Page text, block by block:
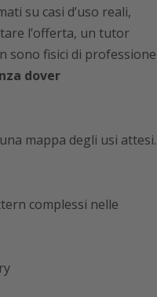
su casi d’uso reali,
l’offerta, un tutor
sono fisici di professione
dover
mappa degli usi attesi.
complessi nelle